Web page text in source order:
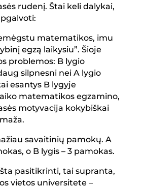
rudenį. Štai keli dalykai,
matematikos, imu
egzą laikysiu”. Šioje
problemos: B lygio
silpnesni nei A lygio
esantys B lygyje
matematikos egzamino,
motyvacija kokybiškai
savaitinių pamokų. A
o B lygis – 3 pamokas.
pasitikrinti, tai supranta,
vietos universitete –